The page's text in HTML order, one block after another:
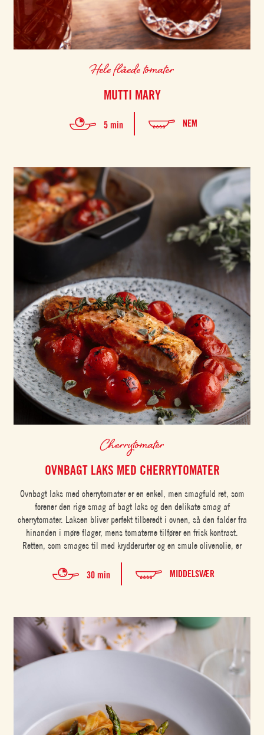
Hele flåede tomater
MUTTI MARY
5 min NEM
Cherrytomater
OVNBAGT LAKS MED CHERRYTOMATER
Ovnbagt laks med cherrytomater er en enkel, men smagfuld ret, som
forener den rige smag af bagt laks og den delikate smag af
cherrytomater. Laksen bliver perfekt tilberedt i ovnen, så den falder fra
hinanden i møre flager, mens tomaterne tilfører en frisk kontrast.
Retten, som smages til med krydderurter og en smule olivenolie, er
30 min MIDDELSVÆR